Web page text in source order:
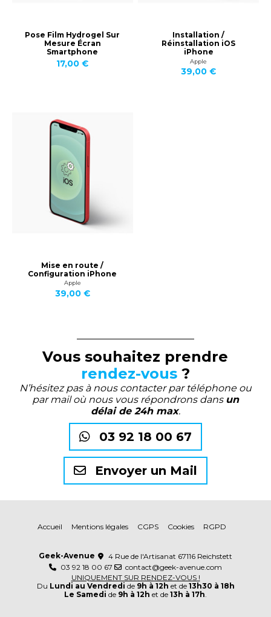
Pose Film Hydrogel Sur
Mesure Écran
Smartphone
17,00 €
Installation /
Réinstallation iOS
iPhone
Apple
39,00 €
Mise en route /
Configuration iPhone
Apple
39,00 €
Vous souhaitez prendre
rendez-vous?
N’hésitez pas à nous contacter par téléphone ou
par mail où nous vous répondrons dans un
délai de 24h max.
03 92 18 00 67
Envoyer un Mail
Accueil Mentions légales CGPS Cookies RGPD
Geek-Avenue
4 Rue de l'Artisanat 67116 Reichstett
03 92 18 00 67
contact@geek-avenue.com
UNIQUEMENT SUR RENDEZ-VOUS !
Du Lundi au Vendredi de 9h à 12h et de 13h30 à 18h
Le Samedi de 9h à 12h et de 13h à 17h